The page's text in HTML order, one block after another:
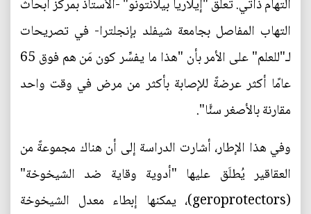
التهام ذاتي. تعلق "إيلاريا بيلانتونو" -الأستاذ بمركز أبحاث
التهاب المفاصل بجامعة شيفلد بإنجلترا- في تصريحات
لـ"للعلم" على الأمر بأن "هذا ما يفسِّر كون مَن هم فوق 65
عامًا أكثر عرضةً للإصابة بأكثر من مرض في وقت واحد
مقارنة بالأصغر سنًّا".
وفي هذا الإطار، أشارت الدراسة إلى أن هناك مجموعةً من
العقاقير يُطلَق عليها "أدوية وقاية ضد الشيخوخة"
(geroprotectors)، يمكنها إبطاء معدل الشيخوخة